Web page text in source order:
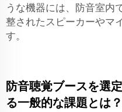
うな機器には、防音室内
整されたスピーカーやマ
す。
防音聴覚ブースを選
る一般的な課題とは？